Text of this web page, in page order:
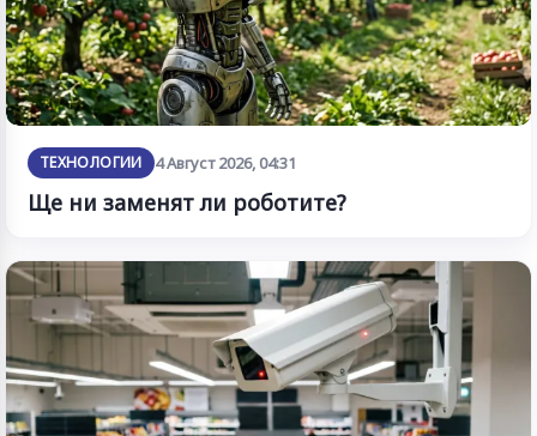
ТЕХНОЛОГИИ 4 Август 2026, 04:31
Ще ни заменят ли роботите?